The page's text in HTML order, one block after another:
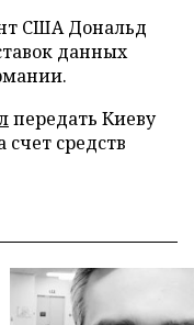
США Дональд
данных
передать Киеву
средств